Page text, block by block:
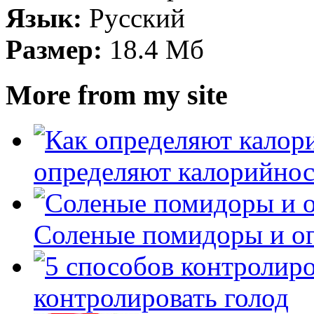
Язык: Русский
Размер: 18.4 Мб
More from my site
определяют
Соленые помидоры и
контролировать голод